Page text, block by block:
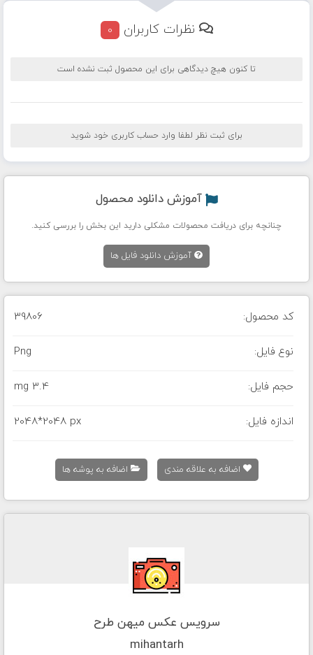
نظرات کاربران 0
تا کنون هیچ دیدگاهی برای این محصول ثبت نشده است
برای ثبت نظر لطفا وارد حساب کاربری خود شوید
آموزش دانلود محصول
چنانچه برای دریافت محصولات مشکلی دارید این بخش را بررسی کنید.
آموزش دانلود فایل ها
کد محصول: 39806
نوع فایل: Png
حجم فایل: 3.4 mg
اندازه فایل: 2048*2048 px
اضافه به علاقه مندی اضافه به پوشه ها
سرویس عکس میهن طرح
mihantarh